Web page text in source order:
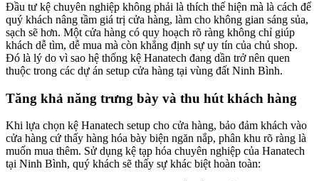
Đầu tư kệ chuyên nghiệp không phải là thích thế hiện mà là cách để
quý khách nâng tầm giá trị cửa hàng, làm cho không gian sáng sủa,
sạch sẽ hơn. Một cửa hàng có quy hoạch rõ ràng không chỉ giúp
khách dễ tìm, dễ mua mà còn khẳng định sự uy tín của chủ shop.
Đó là lý do vì sao hệ thống kệ Hanatech đang dần trở nên quen
thuộc trong các dự án setup cửa hàng tại vùng đất Ninh Bình.
Tăng khả năng trưng bày và thu hút khách hàng
Khi lựa chọn kệ Hanatech setup cho cửa hàng, bảo đảm khách vào
cửa hàng cứ thấy hàng hóa bày biện ngăn nắp, phân khu rõ ràng là
muốn mua thêm. Sử dụng kệ tạp hóa chuyên nghiệp của Hanatech
tại Ninh Bình, quý khách sẽ thấy sự khác biệt hoàn toàn: